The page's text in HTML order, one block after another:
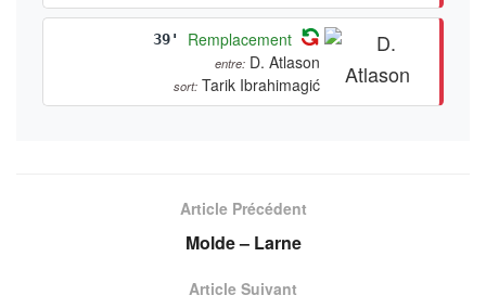
39' Remplacement
entre: D. Atlason
sort: Tarik Ibrahimagić
Article Précédent
Molde – Larne
Article Suivant